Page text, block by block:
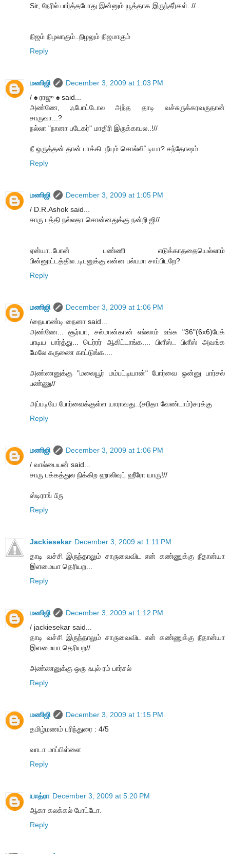
Sir, நேரில் பார்த்தபோது இன்னும் யூத்தாக இருந்தீர்கள்..//
நிஜம் நிழலாகும்..நிழலும் நிஜமாகும்
Reply
மணிஜி
December 3, 2009 at 1:03 PM
/ ♠ ராஜு ♠ said...
அண்ணே, ஃபோட்டோல அந்த தாடி வச்சுருக்கரவருதான்
சாருவா...?
நல்லா "நானா படேகர்" மாதிரி இருக்காபல..!//
நீ ஒருத்தன் தான் பாக்கி..நீயும் சொல்லிட்டியா? சந்தோஷம்
Reply
மணிஜி
December 3, 2009 at 1:05 PM
/ D.R.Ashok said...
சாரு பத்தி நல்லதா சொன்னதுக்கு நன்றி ஜி//
ஏன்யா..போன் பண்ணி எடுக்காததையெல்லாம்
பின்னூட்டத்தில..டிபனுக்கு என்ன பல்பமா சாப்பிடறே?
Reply
மணிஜி
December 3, 2009 at 1:06 PM
/நையாண்டி நைனா said...
அண்ணே... சூர்யா, சல்மான்கான் எல்லாம் உங்க "36"(6x6)பேக்
பாடிய பார்த்து... டெர்ரர் ஆகிட்டாங்க.... பிளீஸ்.. பிளீஸ் அவங்க
மேலே கருணை காட்டுங்க....
அண்ணனுக்கு "மலையூர் மம்பட்டியான்" போர்வை ஒன்னு பார்சல்
பண்ணு//
அப்படியே போர்வைக்குள்ள யாராவது..(சரிதா வேண்டாம்)சரக்கு
Reply
மணிஜி
December 3, 2009 at 1:06 PM
/ வால்பையன் said...
சாரு பக்கத்துல நிக்கிற ஹாலிவுட் ஹீரோ யாரு!//
ஸ்டிராங் பீரு
Reply
Jackiesekar December 3, 2009 at 1:11 PM
தாடி வச்சி இருந்தாலும் சாருவைவிட என் கண்ணுக்கு நீதான்யா
இளமையா தெரியற...
Reply
மணிஜி
December 3, 2009 at 1:12 PM
/ jackiesekar said...
தாடி வச்சி இருந்தாலும் சாருவைவிட என் கண்ணுக்கு நீதான்யா
இளமையா தெரியற//
அண்ணனுக்கு ஒரு ஃபுல் ரம் பார்சல்
Reply
மணிஜி
December 3, 2009 at 1:15 PM
தமிழ்மணம் பரிந்துரை : 4/5
வாடா மாப்பிள்ளை
Reply
யாத்ரா December 3, 2009 at 5:20 PM
ஆகா கலக்கல் போட்டோ.
Reply